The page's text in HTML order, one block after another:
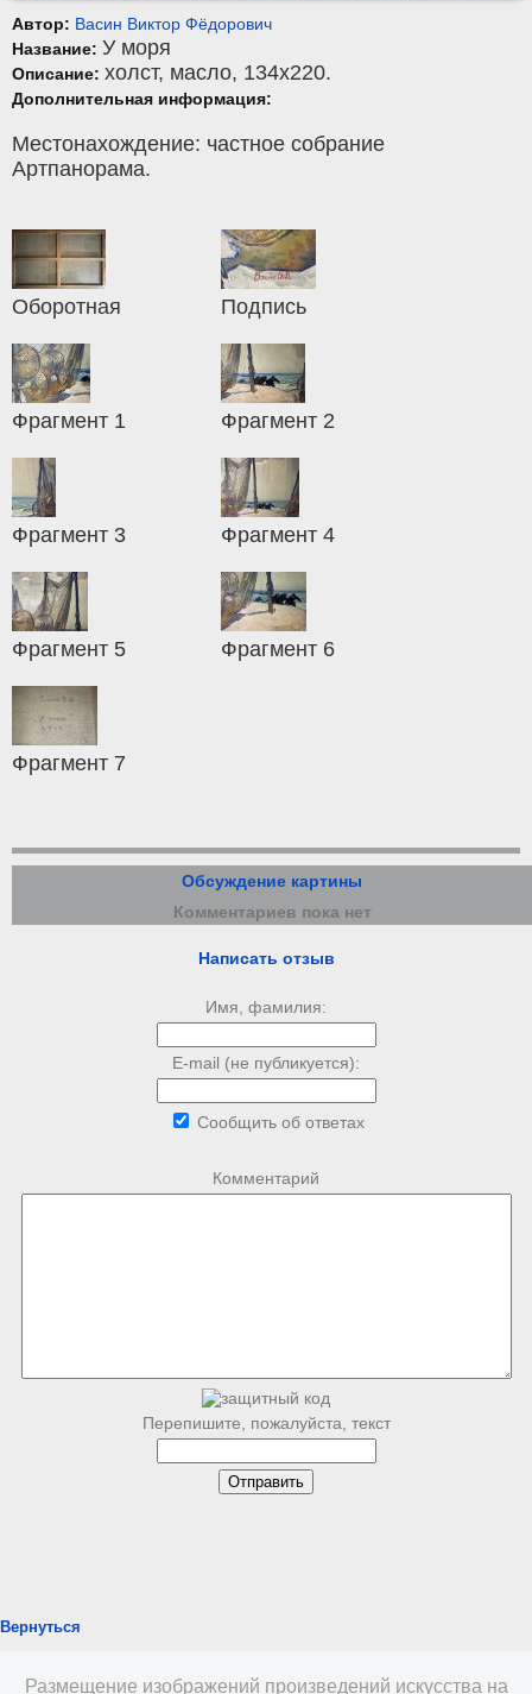
Автор: Васин Виктор Фёдорович
Название: У моря
Описание: холст, масло, 134x220.
Дополнительная информация:
Местонахождение: частное собрание
Артпанорама.
Оборотная Подпись
Фрагмент 1 Фрагмент 2
Фрагмент 3 Фрагмент 4
Фрагмент 5 Фрагмент 6
Фрагмент 7
Обсуждение картины
Комментариев пока нет
Написать отзыв
Имя, фамилия:
E-mail (не публикуется):
Сообщить об ответах
Комментарий
Перепишите, пожалуйста, текст
Вернуться
Размещение изображений произведений искусства на